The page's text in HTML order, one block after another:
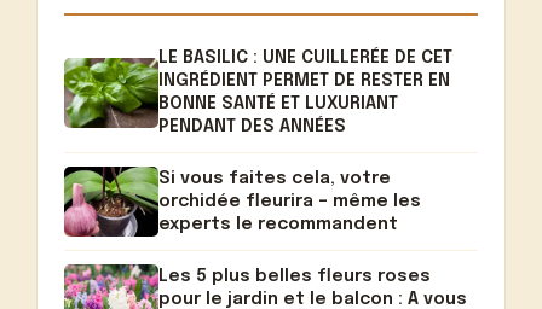
LE BASILIC : UNE CUILLERÉE DE CET
INGRÉDIENT PERMET DE RESTER EN
BONNE SANTÉ ET LUXURIANT
PENDANT DES ANNÉES
Si vous faites cela, votre
orchidée fleurira – même les
experts le recommandent
Les 5 plus belles fleurs roses
pour le jardin et le balcon : A vous